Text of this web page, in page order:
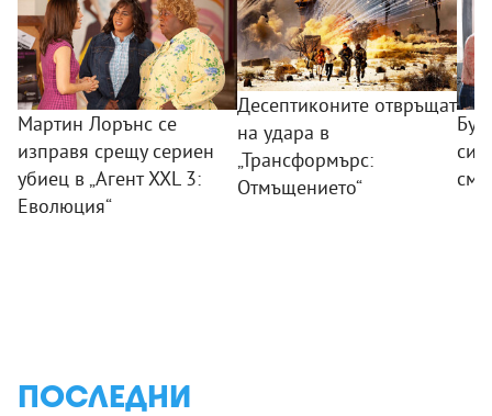
Мартин Лорънс се
изправя срещу сериен
убиец в „Агент XXL 3:
Еволюция“
Десептиконите отвръщат
на удара в
„Трансформърс:
Отмъщението“
ПОСЛЕДНИ